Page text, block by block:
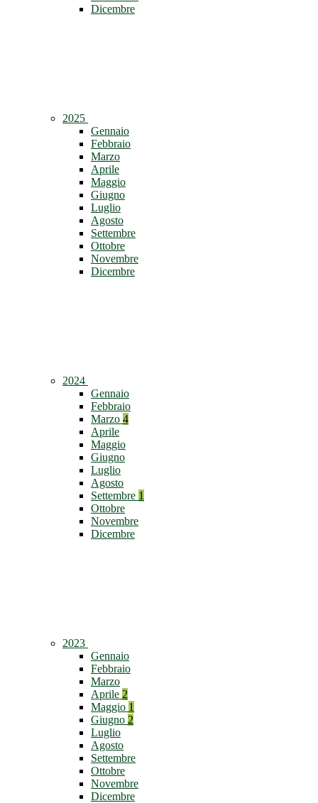
Dicembre
2025
Gennaio
Febbraio
Marzo
Aprile
Maggio
Giugno
Luglio
Agosto
Settembre
Ottobre
Novembre
Dicembre
2024
Gennaio
Febbraio
Marzo 4
Aprile
Maggio
Giugno
Luglio
Agosto
Settembre 1
Ottobre
Novembre
Dicembre
2023
Gennaio
Febbraio
Marzo
Aprile 2
Maggio 1
Giugno 2
Luglio
Agosto
Settembre
Ottobre
Novembre
Dicembre